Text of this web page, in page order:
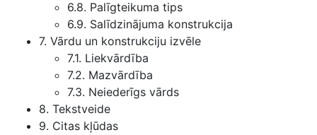
6.8. Palīgteikuma tips
6.9. Salīdzinājuma konstrukcija
7. Vārdu un konstrukciju izvēle
7.1. Liekvārdība
7.2. Mazvārdība
7.3. Neiederīgs vārds
8. Tekstveide
9. Citas kļūdas